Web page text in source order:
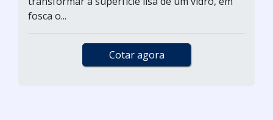
fosca o...
Cotar agora